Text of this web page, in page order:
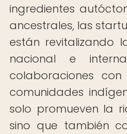
ingredientes
ancestrales, las
están revitalizando
nacional e
colaboraciones
comunidades
solo promueven la
sino que también